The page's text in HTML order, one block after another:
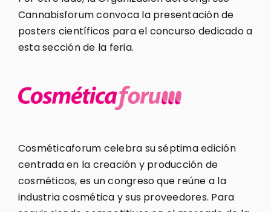
Cannabisforum convoca la presentación de
posters científicos para el concurso dedicado a
esta sección de la feria.
Cosméticaforum celebra su séptima edición
centrada en la creación y producción de
cosméticos, es un congreso que reúne a la
industria cosmética y sus proveedores. Para